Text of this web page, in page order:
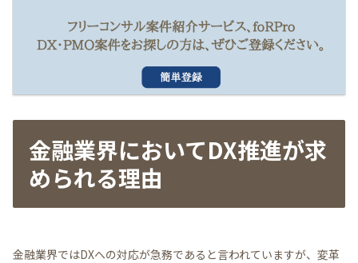
金融業界においてDX推進が求
められる理由
金融業界ではDXへの対応が急務であると言われていますが、変革